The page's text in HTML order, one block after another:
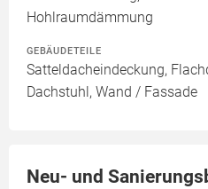
Hohlraumdämmung
GEBÄUDETEILE
Satteldacheindeckung,
Dachstuhl, Wand / Fassade
Neu- und